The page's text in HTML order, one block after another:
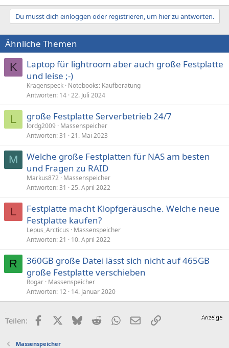
Du musst dich einloggen oder registrieren, um hier zu antworten.
Ähnliche Themen
K
Laptop für lightroom aber auch große Festplatte
und leise ;-)
Kragenspeck Notebooks: Kaufberatung
Antworten 14 22. Juli 2024
L große Festplatte Serverbetrieb 24/7
lordg2009
Massenspeicher
Antworten 31 21. Mai 2023
M
Welche große Festplatten für NAS am besten
und Fragen zu RAID
Markus872 Massenspeicher
Antworten 31 25. April 2022
L
Festplatte macht Klopfgeräusche. Welche neue
Festplatte kaufen?
Lepus_Arcticus
Massenspeicher
Antworten 21 10. April 2022
R
360GB große Datei lässt sich nicht auf 465GB
große Festplatte verschieben
Rogar Massenspeicher
Antworten 12 14. Januar 2020
Teilen: FacebookX (Twitter)
BlueskyRedditWhatsApp
E-MailLink
Massenspeicher